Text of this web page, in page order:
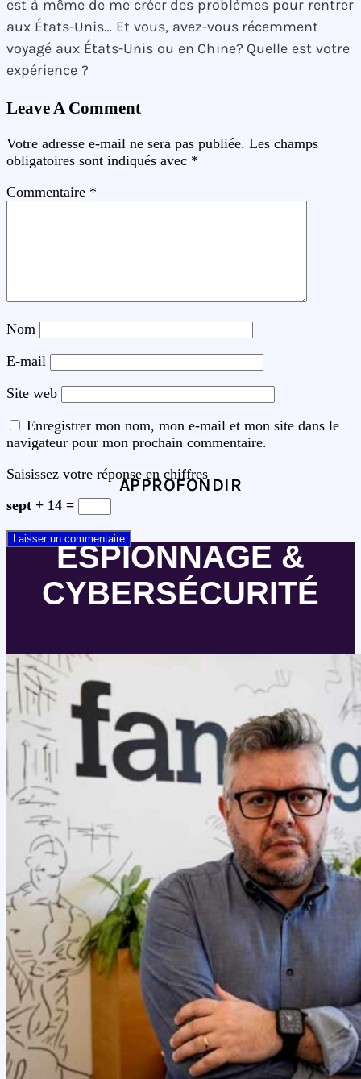
est à même de me créer des problèmes pour rentrer
aux États-Unis… Et vous, avez-vous récemment
voyagé aux États-Unis ou en Chine? Quelle est votre
expérience ?
Leave A Comment
Votre adresse e-mail ne sera pas publiée. Les champs
obligatoires sont indiqués avec *
Commentaire *
Nom
E-mail
Site web
Enregistrer mon nom, mon e-mail et mon site dans le
navigateur pour mon prochain commentaire.
Saisissez votre réponse en chiffres
sept + 14 =
APPROFONDIR
ESPIONNAGE &
CYBERSÉCURITÉ